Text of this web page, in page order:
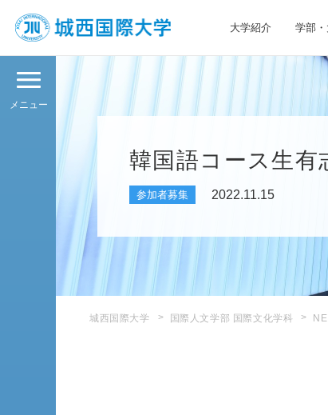
大学紹介 学部
メニュー
韓国語コース生
参加者募集 2022.11.15
城西国際大学 国際人文学部 国際文化学科